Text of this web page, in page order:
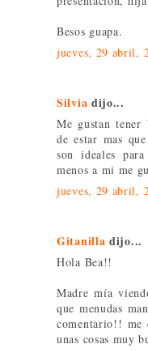
Besos guapa.
jueves, 29 abril,
Silvia dijo...
Me gustan tener
de estar mas
son ideales
menos a mi me
jueves, 29 abril,
Gitanilla dijo...
Hola Bea!!
Madre mía
que menudas
comentario!! me
unas cosas muy